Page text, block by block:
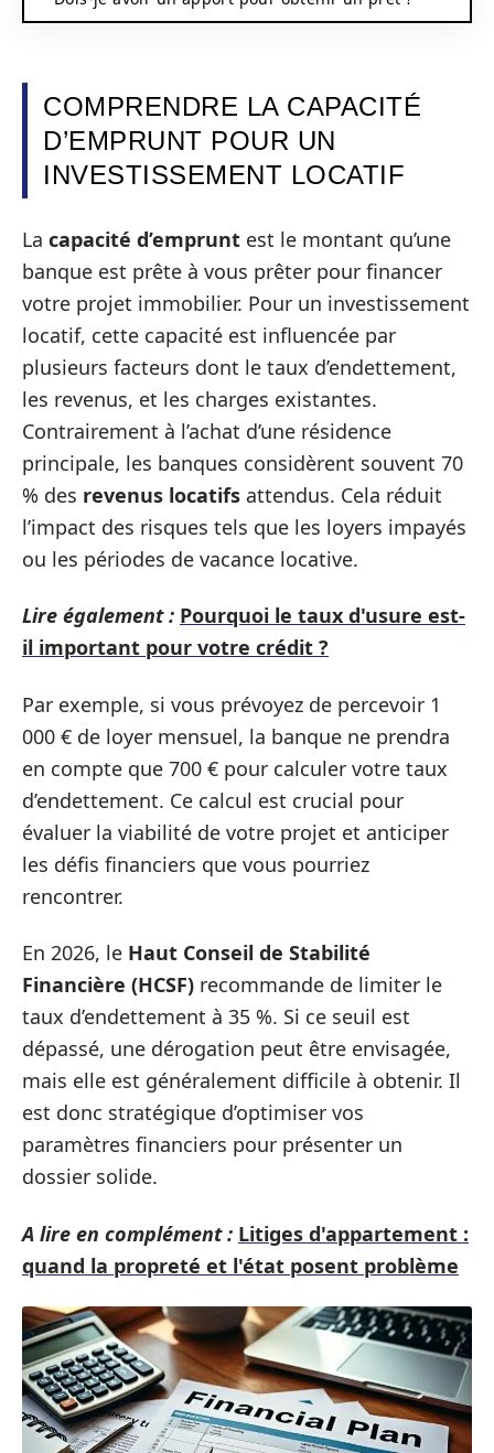
COMPRENDRE LA CAPACITÉ
D’EMPRUNT POUR UN
INVESTISSEMENT LOCATIF
La capacité d’emprunt est le montant qu’une
banque est prête à vous prêter pour financer
votre projet immobilier. Pour un investissement
locatif, cette capacité est influencée par
plusieurs facteurs dont le taux d’endettement,
les revenus, et les charges existantes.
Contrairement à l’achat d’une résidence
principale, les banques considèrent souvent 70
% des revenus locatifs attendus. Cela réduit
l’impact des risques tels que les loyers impayés
ou les périodes de vacance locative.
Lire également : Pourquoi le taux d'usure est-
il important pour votre crédit ?
Par exemple, si vous prévoyez de percevoir 1
000 € de loyer mensuel, la banque ne prendra
en compte que 700 € pour calculer votre taux
d’endettement. Ce calcul est crucial pour
évaluer la viabilité de votre projet et anticiper
les défis financiers que vous pourriez
rencontrer.
En 2026, le Haut Conseil de Stabilité
Financière (HCSF) recommande de limiter le
taux d’endettement à 35 %. Si ce seuil est
dépassé, une dérogation peut être envisagée,
mais elle est généralement difficile à obtenir. Il
est donc stratégique d’optimiser vos
paramètres financiers pour présenter un
dossier solide.
A lire en complément : Litiges d'appartement :
quand la propreté et l'état posent problème